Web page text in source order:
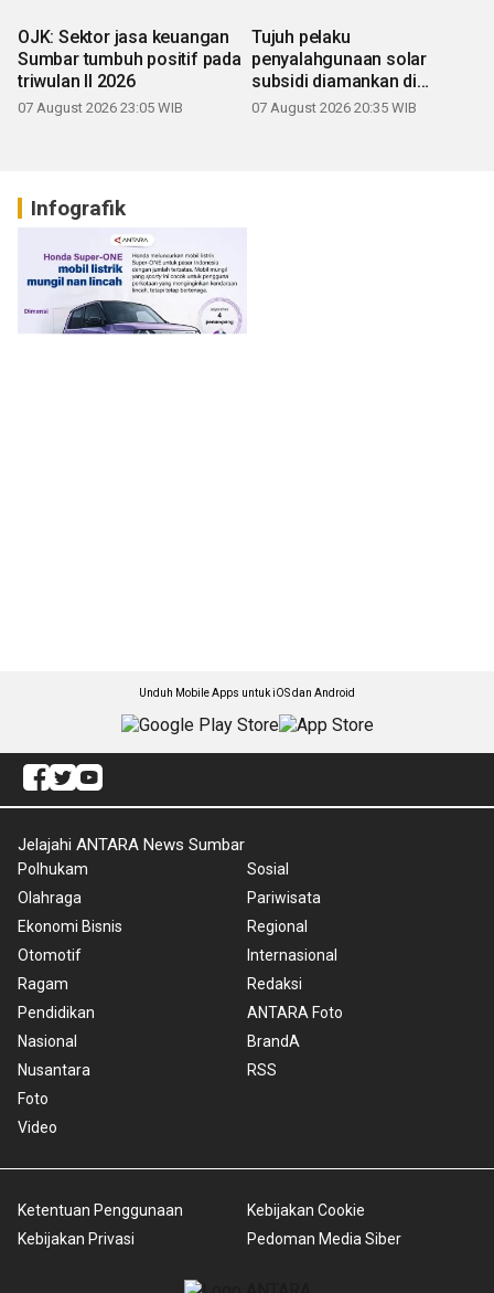
OJK: Sektor jasa keuangan
Sumbar tumbuh positif pada
triwulan II 2026
07 August 2026 23:05 WIB
Tujuh pelaku
penyalahgunaan solar
subsidi diamankan di
Sumbar
07 August 2026 20:35 WIB
Infografik
Unduh Mobile Apps untuk iOS dan Android
Jelajahi ANTARA News Sumbar
Polhukam
Olahraga
Ekonomi Bisnis
Otomotif
Ragam
Pendidikan
Nasional
Nusantara
Foto
Video
Sosial
Pariwisata
Regional
Internasional
Redaksi
ANTARA Foto
BrandA
RSS
Ketentuan Penggunaan
Kebijakan Privasi
Kebijakan Cookie
Pedoman Media Siber